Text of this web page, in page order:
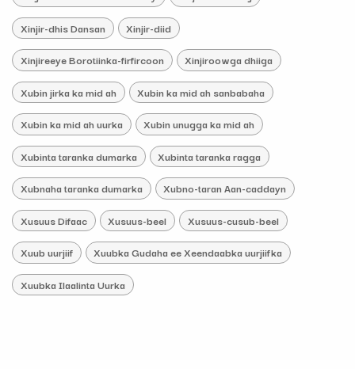
Xinjir-dhis Dansan Xinjir-diid
Xinjireeye Borotiinka-firfircoon Xinjiroowga dhiiga
Xubin jirka ka mid ah Xubin ka mid ah sanbabaha
Xubin ka mid ah uurka Xubin unugga ka mid ah
Xubinta taranka dumarka Xubinta taranka ragga
Xubnaha taranka dumarka Xubno-taran Aan-caddayn
Xusuus Difaac Xusuus-beel Xusuus-cusub-beel
Xuub uurjiif Xuubka Gudaha ee Xeendaabka uurjiifka
Xuubka Ilaalinta Uurka